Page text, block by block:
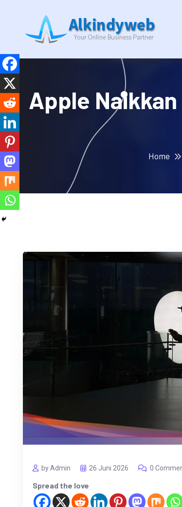
Apple
Home
by Admin 26 Juni 2026 0
Spread the love